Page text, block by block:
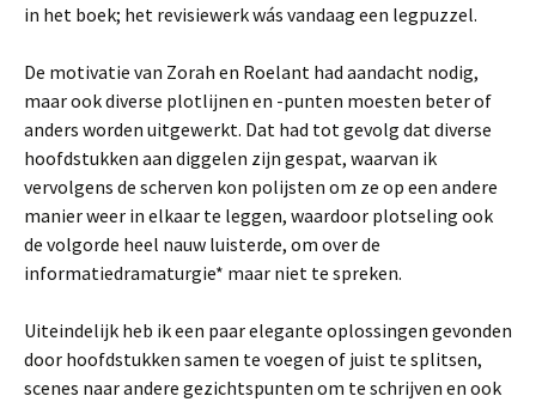
in het boek; het revisiewerk wás vandaag een legpuzzel.
De motivatie van Zorah en Roelant had aandacht nodig,
maar ook diverse plotlijnen en -punten moesten beter of
anders worden uitgewerkt. Dat had tot gevolg dat diverse
hoofdstukken aan diggelen zijn gespat, waarvan ik
vervolgens de scherven kon polijsten om ze op een andere
manier weer in elkaar te leggen, waardoor plotseling ook
de volgorde heel nauw luisterde, om over de
informatiedramaturgie* maar niet te spreken.
Uiteindelijk heb ik een paar elegante oplossingen gevonden
door hoofdstukken samen te voegen of juist te splitsen,
scenes naar andere gezichtspunten om te schrijven en ook